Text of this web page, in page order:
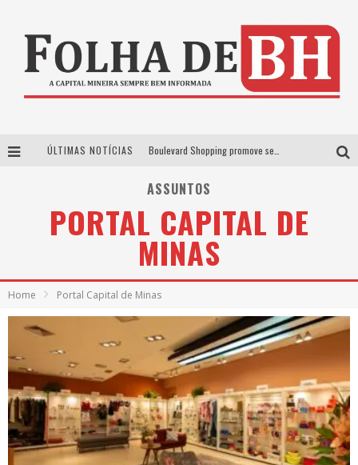
ÚLTIMAS NOTÍCIAS
Em julho, Boulevard Shopping sorteia produtos Apple aos clientes do seu Programa de Benefícios
ASSUNTOS
PORTAL CAPITAL DE
MINAS
Home Portal Capital de Minas